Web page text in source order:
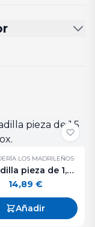
LOS MADRILEÑOS
Pescadilla pieza de 1,5 Kg. aprox.
14,89 €
Añadir